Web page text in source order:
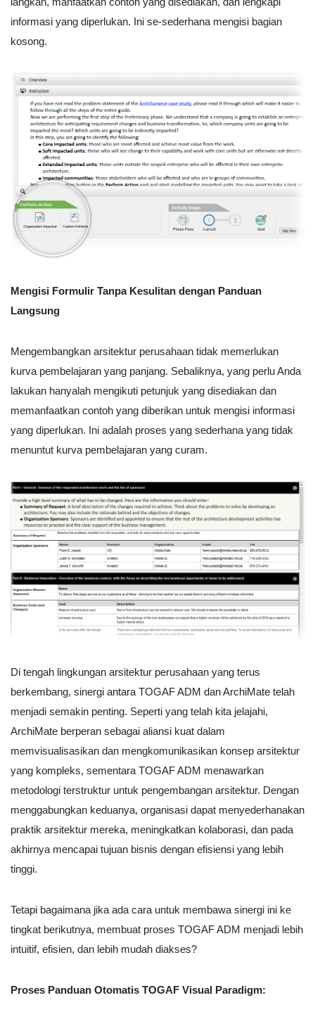
informasi yang diperlukan. Ini se-sederhana mengisi bagian
kosong.
Mengisi Formulir Tanpa Kesulitan dengan Panduan
Langsung
Mengembangkan arsitektur perusahaan tidak memerlukan
kurva pembelajaran yang panjang. Sebaliknya, yang perlu Anda
lakukan hanyalah mengikuti petunjuk yang disediakan dan
memanfaatkan contoh yang diberikan untuk mengisi informasi
yang diperlukan. Ini adalah proses yang sederhana yang tidak
menuntut kurva pembelajaran yang curam.
Di tengah lingkungan arsitektur perusahaan yang terus
berkembang, sinergi antara TOGAF ADM dan ArchiMate telah
menjadi semakin penting. Seperti yang telah kita jelajahi,
ArchiMate berperan sebagai aliansi kuat dalam
memvisualisasikan dan mengkomunikasikan konsep arsitektur
yang kompleks, sementara TOGAF ADM menawarkan
metodologi terstruktur untuk pengembangan arsitektur. Dengan
menggabungkan keduanya, organisasi dapat menyederhanakan
praktik arsitektur mereka, meningkatkan kolaborasi, dan pada
akhirnya mencapai tujuan bisnis dengan efisiensi yang lebih
tinggi.
Tetapi bagaimana jika ada cara untuk membawa sinergi ini ke
tingkat berikutnya, membuat proses TOGAF ADM menjadi lebih
intuitif, efisien, dan lebih mudah diakses?
Proses Panduan Otomatis TOGAF Visual Paradigm: